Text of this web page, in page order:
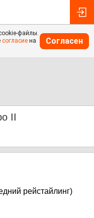
файлы.
согласие на
Согласен
II
рейстайлинг)